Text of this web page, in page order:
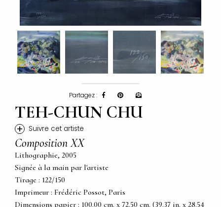
Partagez :
TEH-CHUN CHU
+ Suivre cet artiste
Composition XX
Lithographie, 2005
Signée à la main par l'artiste
Tirage : 122/150
Imprimeur : Frédéric Possot, Paris
Dimensions papier : 100.00 cm. x 72.50 cm. (39.37 in. x 28.54